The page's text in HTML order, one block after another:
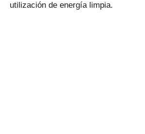
utilización de energía limpia.